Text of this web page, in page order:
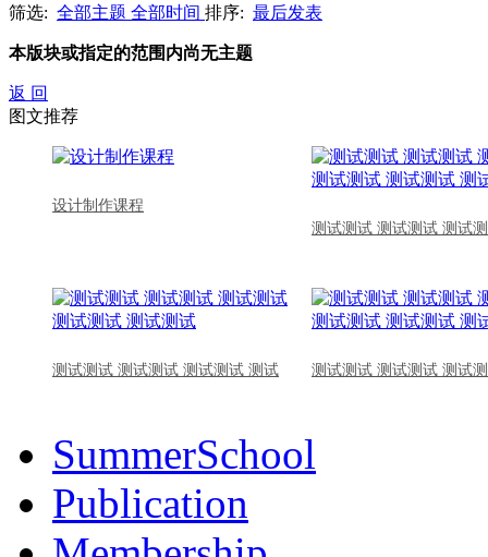
筛选: 全部主题 全部时间 排序: 最后发表
本版块或指定的范围内尚无主题
返 回
图文推荐
设计制作课程
测试测试 测试测试 测试
测试测试 测试测试 测试测试 测试 测试测试 测试测试 测试
SummerSchool
Publication